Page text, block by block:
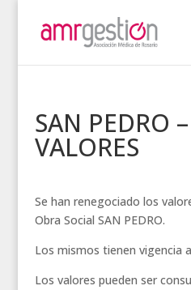
SAN PEDRO
VALORES
Se han renegociado los
Obra Social SAN PEDRO.
Los mismos tienen vigencia
Los valores pueden ser